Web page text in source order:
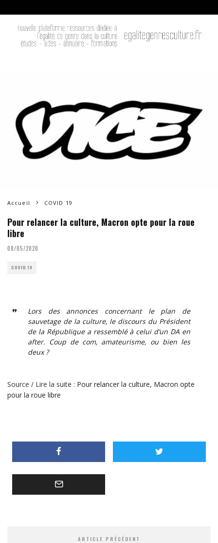
Accueil COVID 19
Pour relancer la culture, Macron opte pour la roue
libre
08/05/2020
COVID 19
Lors des annonces concernant le plan de
sauvetage de la culture, le discours du Président
de la République a ressemblé à celui d’un DA en
after. Coup de com, amateurisme, ou bien les
deux ?
Source / Lire la suite : Pour relancer la culture, Macron opte
pour la roue libre
ARTICLE PRÉCÉDENT